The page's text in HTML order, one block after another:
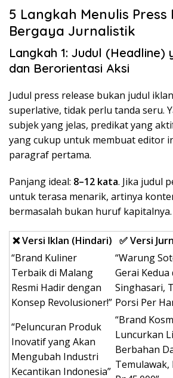
5 Langkah Menulis Press
Bergaya Jurnalistik
Langkah 1: Judul (Headline)
dan Berorientasi Aksi
Judul press release bukan judul
superlative, tidak perlu tanda seru.
subjek yang jelas, predikat yang
yang cukup untuk membuat editor
paragraf pertama.
Panjang ideal: 8–12 kata. Jika judul
untuk terasa menarik, artinya
bermasalah bukan huruf kapitalnya.
❌ Versi Iklan (Hindari) ✅ Versi
“Brand Kuliner
Terbaik di Malang
Resmi Hadir dengan
Konsep Revolusioner!”
“Warung
Gerai Kedua
Singhasari,
Porsi Per
“Peluncuran Produk
Inovatif yang Akan
Mengubah Industri
Kecantikan Indonesia”
“Brand
Luncurkan
Berbahan